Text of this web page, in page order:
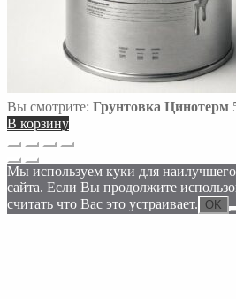
Вы смотрите: Грунтовка Цинотерм
В корзину
Прокрутка
вверх
Мы используем куки для
сайта. Если Вы продолжите
считать что Вас это устраивает.
OK